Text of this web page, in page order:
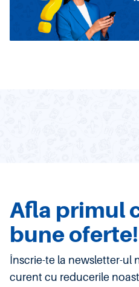
Afla primul
bune oferte!
Înscrie-te la newsletter-ul
curent cu reducerile